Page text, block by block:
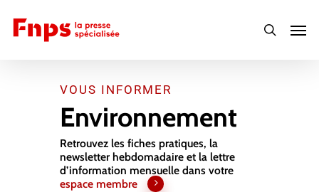
main
search
VOUS INFORMER
Environnement
Retrouvez les fiches pratiques, la
newsletter hebdomadaire et la lettre
d’information mensuelle dans votre
espace membre